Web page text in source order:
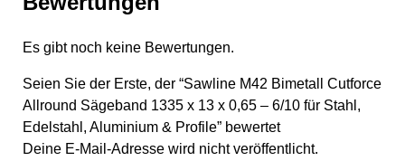
Es gibt noch keine Bewertungen.
Seien Sie der Erste, der “Sawline M42 Bimetall Cutforce
Allround Sägeband 1335 x 13 x 0,65 – 6/10 für Stahl,
Edelstahl, Aluminium & Profile” bewertet
Deine E-Mail-Adresse wird nicht veröffentlicht.